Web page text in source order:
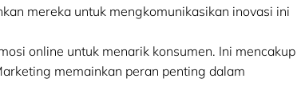
mereka untuk mengkomunikasikan inovasi ini
online untuk menarik konsumen. Ini mencakup
memainkan peran penting dalam